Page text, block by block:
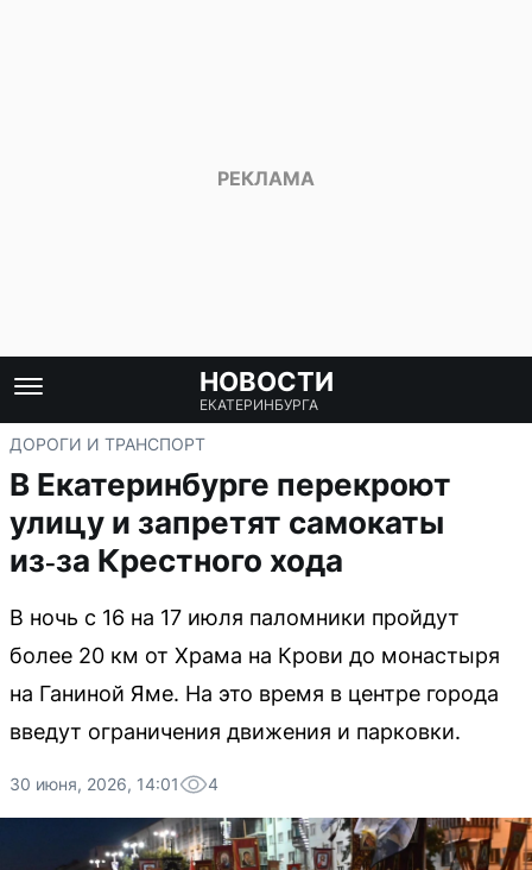
НОВОСТИ
ЕКАТЕРИНБУРГА
ДОРОГИ И ТРАНСПОРТ
В Екатеринбурге перекроют
улицу и запретят самокаты
из‑за Крестного хода
В ночь с 16 на 17 июля паломники пройдут
более 20 км от Храма на Крови до монастыря
на Ганиной Яме. На это время в центре города
введут ограничения движения и парковки.
30 июня, 2026, 14:01 4